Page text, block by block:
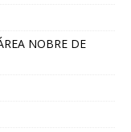
NOBRE DE